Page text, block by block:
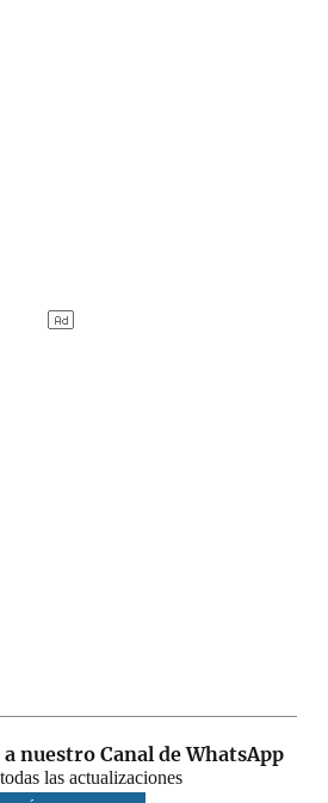
nuestro Canal de WhatsApp
las actualizaciones